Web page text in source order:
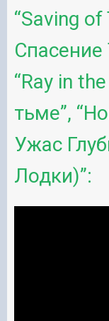
“Saving
Спасение
“Ray in
тьме”,
Ужас
Лодки)”: